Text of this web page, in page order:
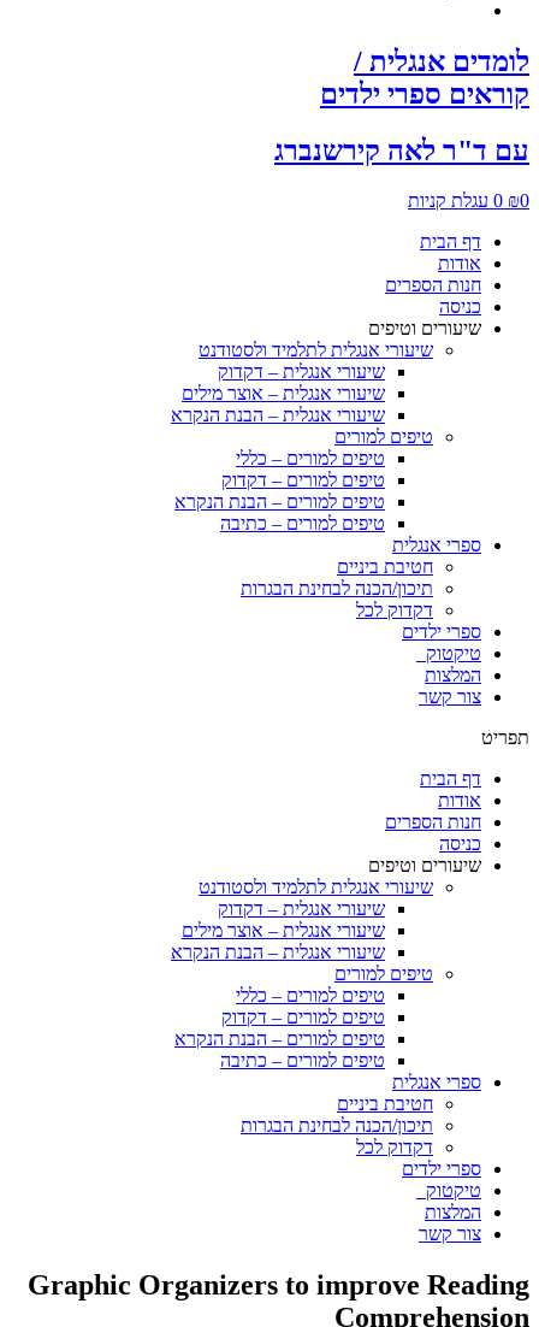
לומדים אנגלית /
קוראים ספרי ילדים
עם ד"ר לאה קירשנברג
₪0
0 עגלת קניות
דף הבית
אודות
חנות הספרים
כניסה
שיעורים וטיפים
שיעורי אנגלית לתלמיד ולסטודנט
שיעורי אנגלית – דקדוק
שיעורי אנגלית – אוצר מילים
שיעורי אנגלית – הבנת הנקרא
טיפים למורים
טיפים למורים – כללי
טיפים למורים – דקדוק
טיפים למורים – הבנת הנקרא
טיפים למורים – כתיבה
ספרי אנגלית
חטיבת ביניים
תיכון/הכנה לבחינת הבגרות
דקדוק לכל
ספרי ילדים
טיקטוק
המלצות
צור קשר
תפריט
דף הבית
אודות
חנות הספרים
כניסה
שיעורים וטיפים
שיעורי אנגלית לתלמיד ולסטודנט
שיעורי אנגלית – דקדוק
שיעורי אנגלית – אוצר מילים
שיעורי אנגלית – הבנת הנקרא
טיפים למורים
טיפים למורים – כללי
טיפים למורים – דקדוק
טיפים למורים – הבנת הנקרא
טיפים למורים – כתיבה
ספרי אנגלית
חטיבת ביניים
תיכון/הכנה לבחינת הבגרות
דקדוק לכל
ספרי ילדים
טיקטוק
המלצות
צור קשר
Graphic Organizers to improve Reading
Comprehension